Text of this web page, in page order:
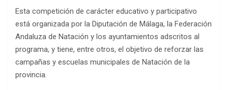
Esta competición de carácter educativo y participativo
está organizada por la Diputación de Málaga, la Federación
Andaluza de Natación y los ayuntamientos adscritos al
programa, y tiene, entre otros, el objetivo de reforzar las
campañas y escuelas municipales de Natación de la
provincia.